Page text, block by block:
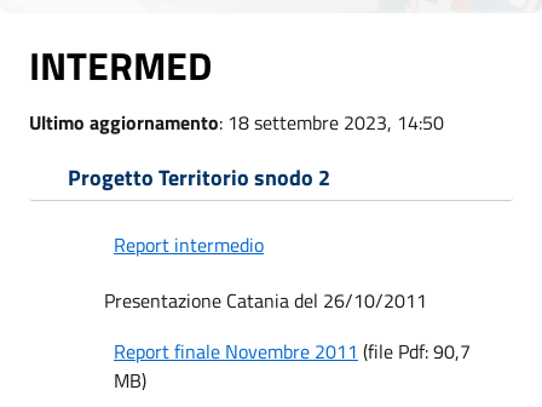
INTERMED
Ultimo aggiornamento: 18 settembre 2023, 14:50
Progetto Territorio snodo 2
Report intermedio
Presentazione Catania del 26/10/2011
Report finale Novembre 2011 (file Pdf: 90,7
MB)